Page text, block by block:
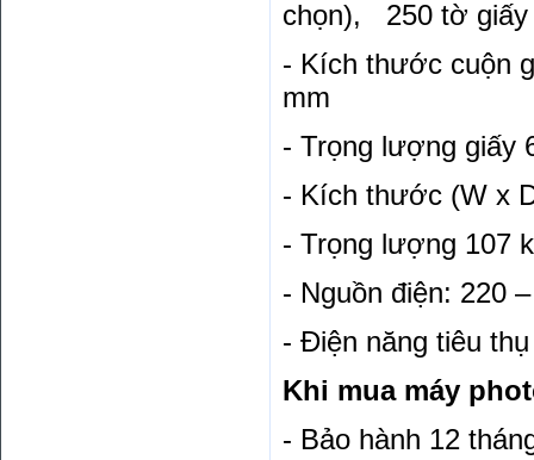
chọn), 250 tờ giấy
- Kích thước cuộn
mm
- Trọng lượng giấy
- Kích thước (W x
- Trọng lượng 107
- Nguồn điện: 220
- Điện năng tiêu
Khi mua máy
- Bảo hành 12